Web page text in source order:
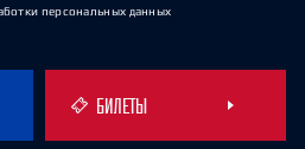
персональных данных
БИЛЕТЫ